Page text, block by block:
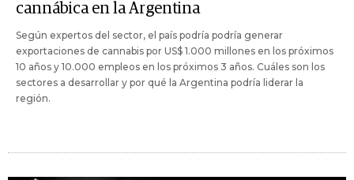
cannábica en la Argentina
Según expertos del sector, el país podría podría generar
exportaciones de cannabis por US$ 1.000 millones en los próximos
10 años y 10.000 empleos en los próximos 3 años. Cuáles son los
sectores a desarrollar y por qué la Argentina podría liderar la
región.